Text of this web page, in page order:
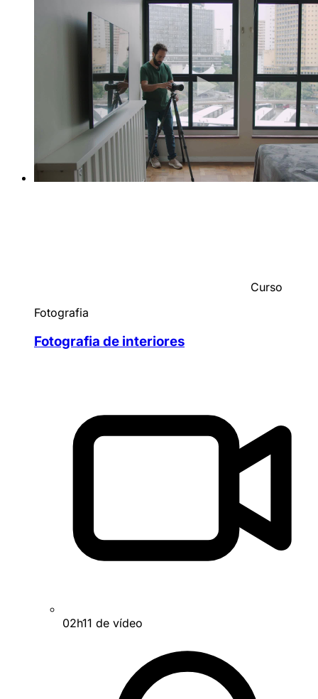
Curso
Fotografia
Fotografia de interiores
02h11 de vídeo